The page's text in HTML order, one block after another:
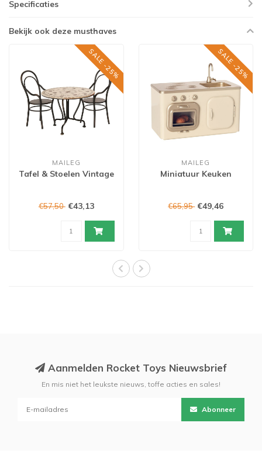
Specificaties
Bekijk ook deze musthaves
SALE -25%
MAILEG
Tafel & Stoelen Vintage
€57,50 €43,13
SALE -25%
MAILEG
Miniatuur Keuken
€65,95 €49,46
Aanmelden Rocket Toys Nieuwsbrief
En mis niet het leukste nieuws, toffe acties en sales!
Abonneer